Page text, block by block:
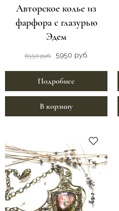
Авторское колье из
фарфора с глазурью
Эдем
6550 руб. 5950 руб.
Подробнее
В корзину